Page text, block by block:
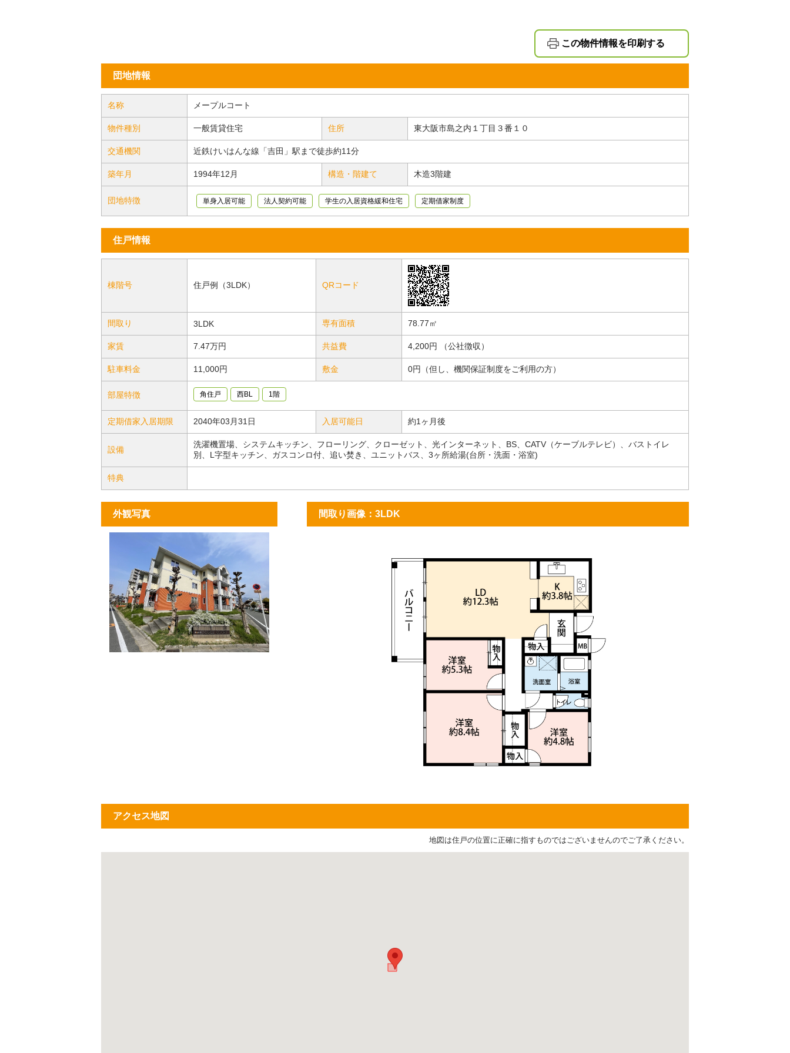
この物件情報を印刷する
団地情報
名称 メープルコート
物件種別 一般賃貸住宅 住所 東大阪市島之内１丁目３番１０
交通機関 近鉄けいはんな線「吉田」駅まで徒歩約11分
築年月 1994年12月 構造・階建て 木造3階建
団地特徴 単身入居可能 法人契約可能 学生の入居資格緩和住宅 定期借家制度
住戸情報
棟階号 住戸例（3LDK） QRコード
間取り 3LDK 専有面積 78.77㎡
家賃 7.47万円 共益費 4,200円 （公社徴収）
駐車料金 11,000円 敷金 0円（但し、機関保証制度をご利用の方）
部屋特徴 角住戸 西BL 1階
定期借家入居期限 2040年03月31日 入居可能日 約1ヶ月後
設備
洗濯機置場、システムキッチン、フローリング、クローゼット、光インターネット、BS、CATV（ケーブルテレビ）、バストイレ
別、L字型キッチン、ガスコンロ付、追い焚き、ユニットバス、3ヶ所給湯(台所・洗面・浴室)
特典
外観写真 間取り画像：3LDK
アクセス地図
地図は住戸の位置に正確に指すものではございませんのでご了承ください。